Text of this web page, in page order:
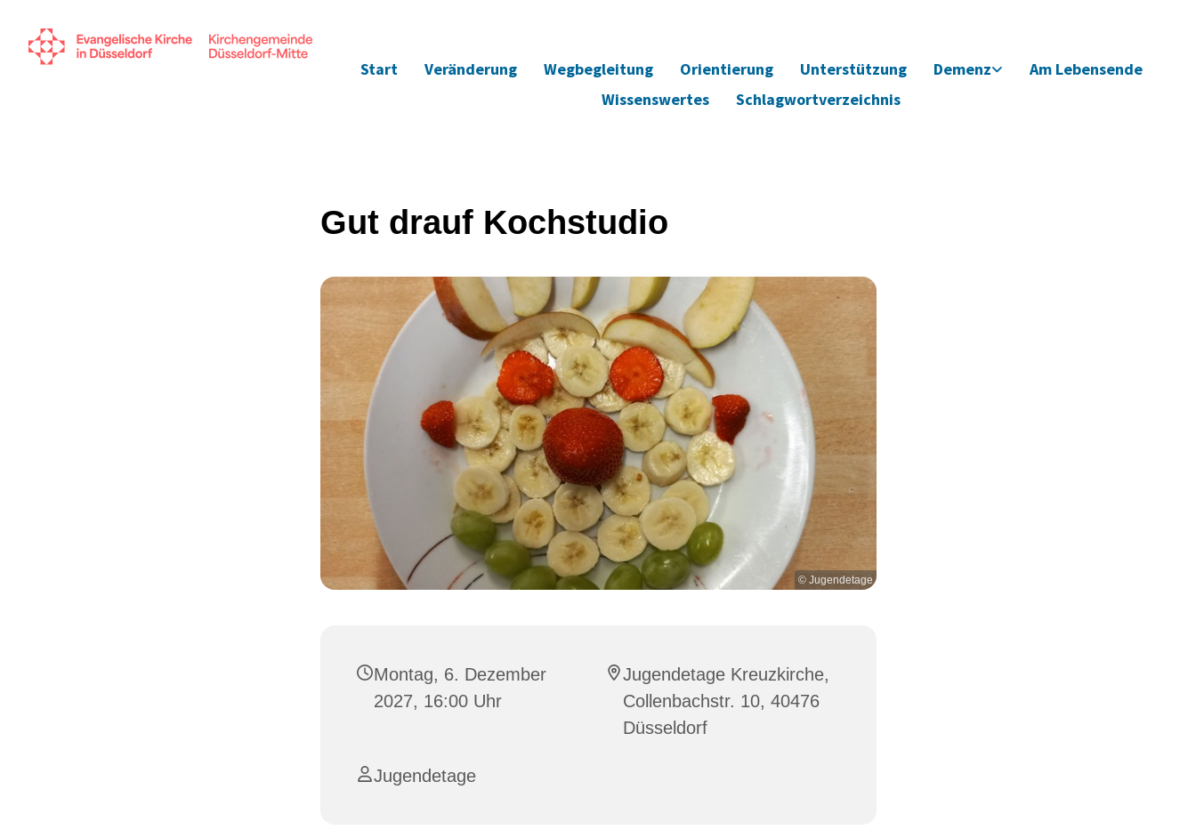
Start Veränderung Wegbegleitung Orientierung Unterstützung Demenz
Am Lebensende
Wissenswertes
Schlagwortverzeichnis
Gut drauf Kochstudio
© Jugendetage
Montag, 6. Dezember
2027, 16:00 Uhr
Jugendetage Kreuzkirche,
Collenbachstr. 10, 40476
Düsseldorf
Jugendetage